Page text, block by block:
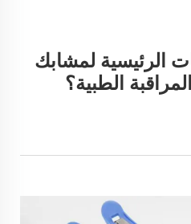
الرئيسية لمشابك
الطبية؟